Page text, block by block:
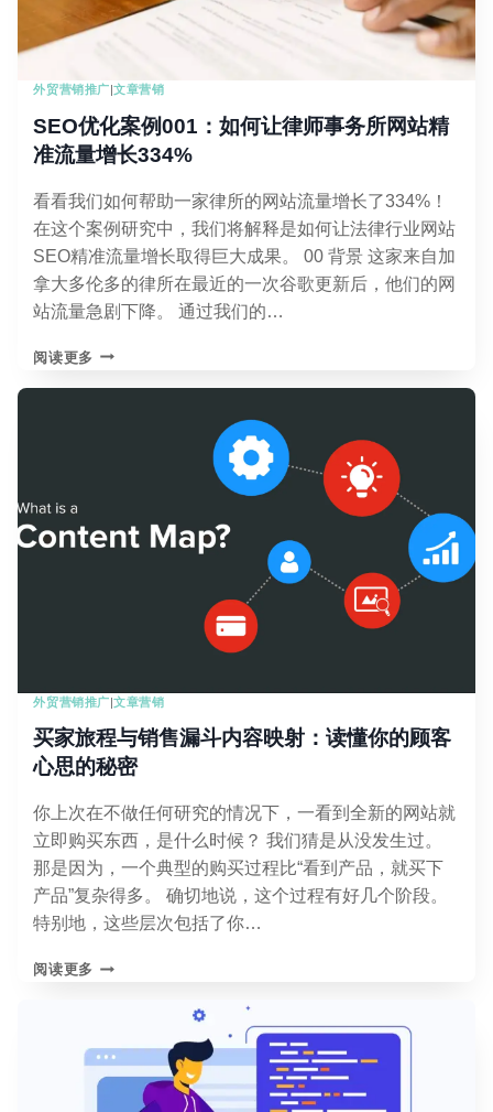
外贸营销推广 |文章营销
SEO优化案例001：如何让律师事务所网站精
准流量增长334%
看看我们如何帮助一家律所的网站流量增长了334%！
在这个案例研究中，我们将解释是如何让法律行业网站
SEO精准流量增长取得巨大成果。 00 背景 这家来自加
拿大多伦多的律所在最近的一次谷歌更新后，他们的网
站流量急剧下降。 通过我们的…
阅读更多 SEO
让
律
精
准
流
量
长
334%
外贸营销推广|文章营销
买家旅程与销售漏斗内容映射：读懂你的顾客
心思的秘密
你上次在不做任何研究的情况下，一看到全新的网站就
立即购买东西，是什么时候？ 我们猜是从没发生过。
那是因为，一个典型的购买过程比“看到产品，就买下
产品”复杂得多。 确切地说，这个过程有好几个阶段。
特别地，这些层次包括了你…
阅读更多 买
与
销